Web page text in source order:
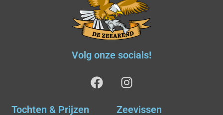
Volg onze socials!
Tochten & Prijzen Zeevissen